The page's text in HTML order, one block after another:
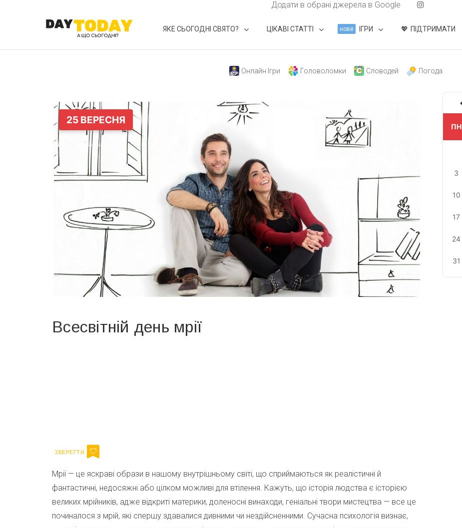
Додати в обрані джерела в Google
ЯКЕ СЬОГОДНІ СВЯТО? ЦІКАВІ СТАТТІ нове ІГРИ ПІДТРИМАТИ
Онлайн Ігри Головоломки Словодей Погода
Всесвітній день мрії
Мрії — це яскраві образи в нашому внутрішньому світі, що сприймаються як реалістичні й
фантастичні, недосяжні або цілком можливі для втілення. Кажуть, що історія людства є історією
великих мрійників, адже відкриті материки, доленосні винаходи, геніальні твори мистецтва — все це
починалося з мрій, які спершу здавалися дивними чи нездійсненними. Сучасна психологія визнає,
ПН
3
10
17
24
31